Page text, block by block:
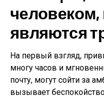
являются
На первый взгляд,
многу часов и
почту, могут сойти за
вызывает